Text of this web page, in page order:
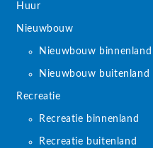
Huur
Nieuwbouw
Nieuwbouw binnenland
Nieuwbouw buitenland
Recreatie
Recreatie binnenland
Recreatie buitenland